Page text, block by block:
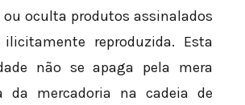
ou oculta produtos assinalados
reproduzida. Esta
não se apaga pela mera
da mercadoria na cadeia de